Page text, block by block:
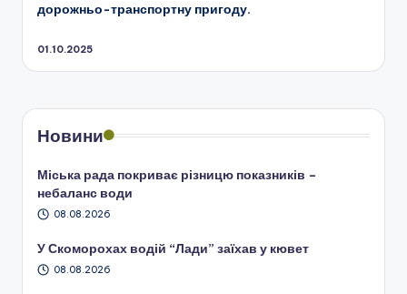
дорожньо-транспортну пригоду.
01.10.2025
Новини
Міська рада покриває різницю показників –
небаланс води
08.08.2026
У Скоморохах водій “Лади” заїхав у кювет
08.08.2026